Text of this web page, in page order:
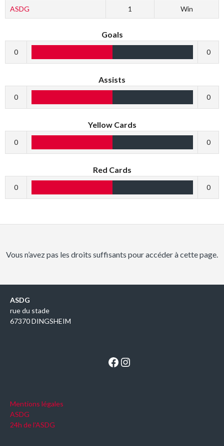
ASDG 1 Win
Goals
0 0
Assists
0 0
Yellow Cards
0 0
Red Cards
0 0
Vous n’avez pas les droits suffisants pour accéder à cette page.
ASDG
rue du stade
67370 DINGSHEIM
Facebook Instagram
Mentions légales
ASDG
24h de l'ASDG